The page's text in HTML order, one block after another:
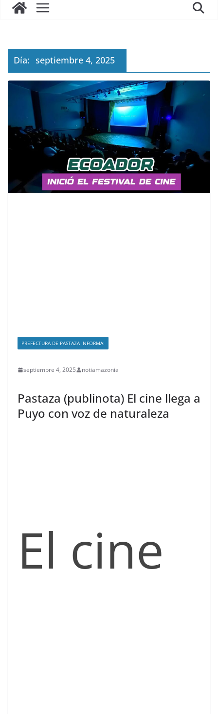
Día: septiembre 4, 2025
PREFECTURA DE PASTAZA INFORMA:
septiembre 4, 2025 notiamazonia
Pastaza (publinota) El cine llega a
Puyo con voz de naturaleza
El cine